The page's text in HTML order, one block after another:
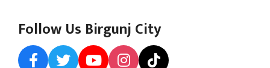
Follow Us Birgunj City